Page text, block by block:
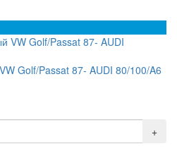
Golf/Passat 87- AUDI 80/100/A6
+